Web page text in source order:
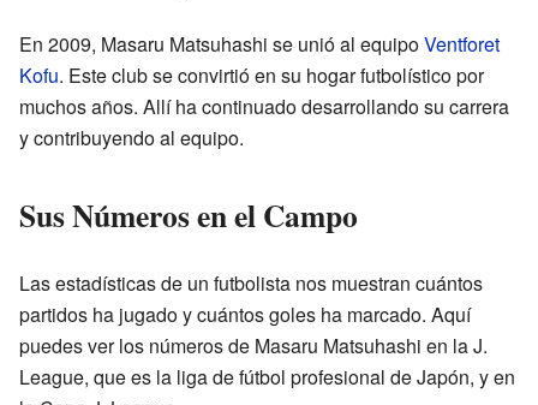
En 2009, Masaru Matsuhashi se unió al equipoVentforet
Kofu. Este club se convirtió en su hogar futbolístico por
muchos años. Allí ha continuado desarrollando su carrera
y contribuyendo al equipo.
Sus Números en el Campo
Las estadísticas de un futbolista nos muestran cuántos
partidos ha jugado y cuántos goles ha marcado. Aquí
puedes ver los números de Masaru Matsuhashi en la J.
League, que es la liga de fútbol profesional de Japón, y en